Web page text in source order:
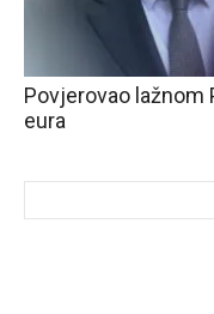
Povjerovao lažnom
eura